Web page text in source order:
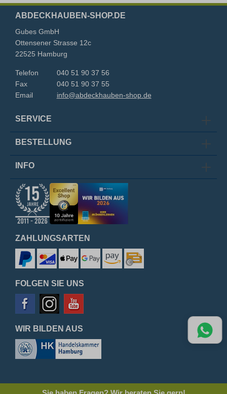
ABDECKHAUBEN-SHOP.DE
Gubes GmbH
Ottensener Strasse 12c
22525 Hamburg
Telefon
040 51 90 37 56
Fax
040 51 90 37 55
Email
info@abdeckhauben-shop.de
SERVICE
BESTELLUNG
INFO
ZAHLUNGSARTEN
FOLGEN SIE UNS
WIR BILDEN AUS